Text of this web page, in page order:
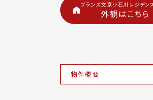
ブランズ文京小石川レジデ
外観はこちら
物件概要